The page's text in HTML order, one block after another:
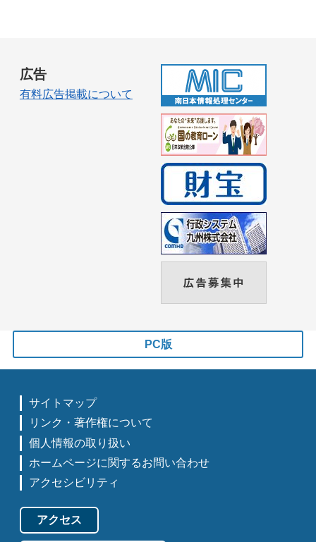
広告
有料広告掲載について
PC版
サイトマップ
リンク・著作権について
個人情報の取り扱い
ホームページに関するお問い合わせ
アクセシビリティ
アクセス